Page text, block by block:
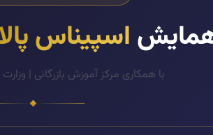
اسپیناس
با همکاری مرکز آموزش بازرگانی |